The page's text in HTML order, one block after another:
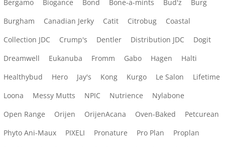
Bergamo
Biogance Bond Bone-a-mints Bud'z
Burg
Burgham
Canadian Jerky Catit Citrobug
Coastal
Collection JDC
Crump's Dentler Distribution JDC
Dogit
Dreamwell
Eukanuba Fromm Gabo Hagen
Halti
Healthybud
Hero Jay's Kong Kurgo Le Salon
Lifetime
Loona
Messy Mutts NPIC Nutrience
Nylabone
Open Range
Orijen OrijenAcana Oven-Baked
Petcurean
Phyto Ani-Maux
PIXELI Pronature Pro Plan
Proplan